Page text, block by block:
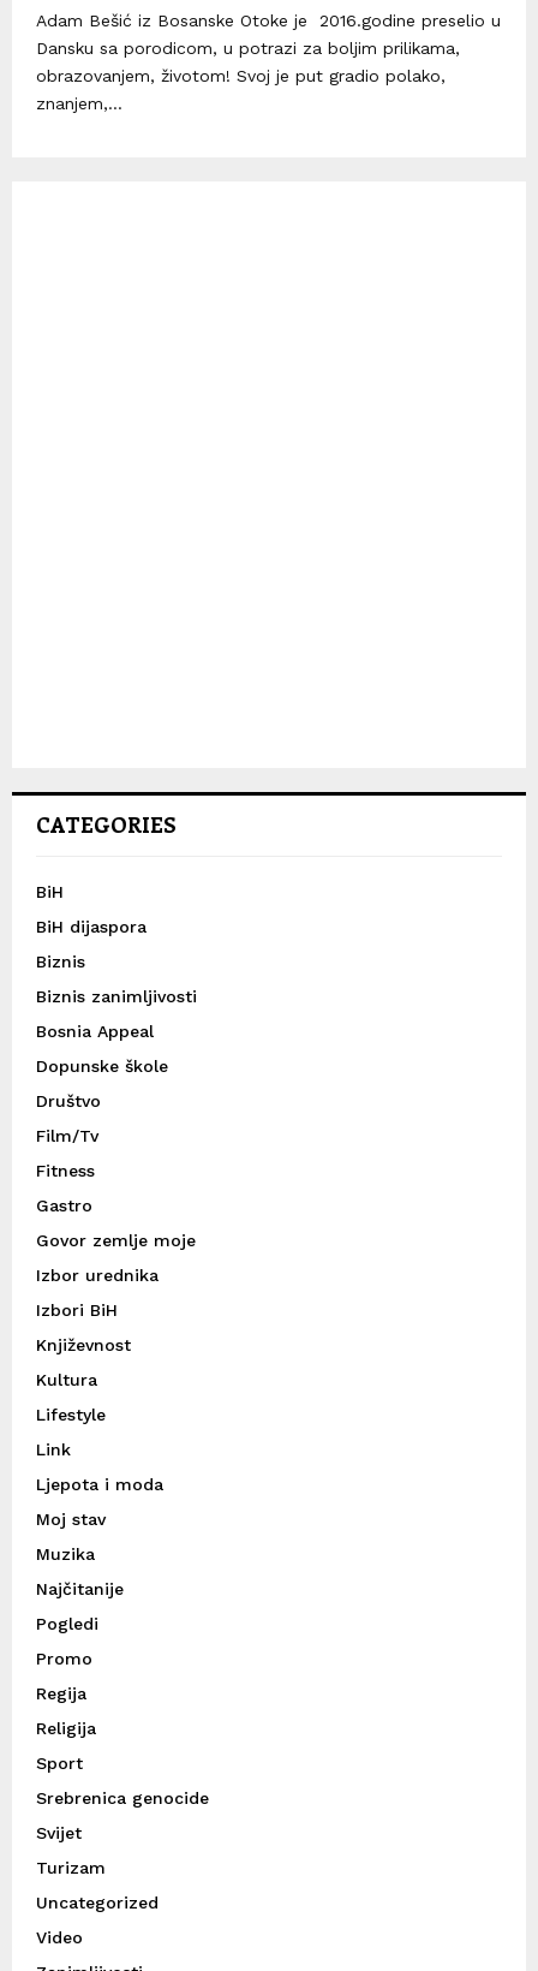
Adam Bešić iz Bosanske Otoke je 2016.godine preselio u
Dansku sa porodicom, u potrazi za boljim prilikama,
obrazovanjem, životom! Svoj je put gradio polako,
znanjem,...
CATEGORIES
BiH
BiH dijaspora
Biznis
Biznis zanimljivosti
Bosnia Appeal
Dopunske škole
Društvo
Film/Tv
Fitness
Gastro
Govor zemlje moje
Izbor urednika
Izbori BiH
Književnost
Kultura
Lifestyle
Link
Ljepota i moda
Moj stav
Muzika
Najčitanije
Pogledi
Promo
Regija
Religija
Sport
Srebrenica genocide
Svijet
Turizam
Uncategorized
Video